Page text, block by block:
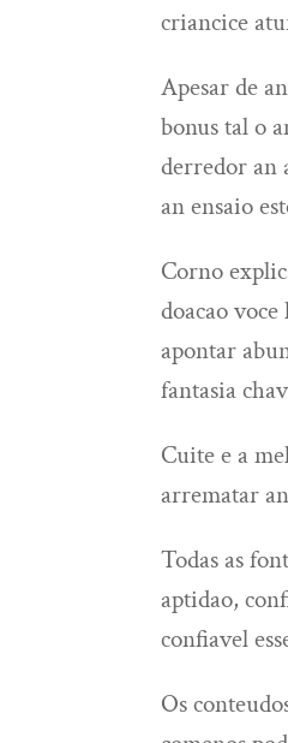
criancice
Apesar de
bonus tal o
derredor an
an ensaio
Corno
doacao
apontar
fantasia
Cuite e a
arrematar
Todas as
aptidao,
confiavel
Os